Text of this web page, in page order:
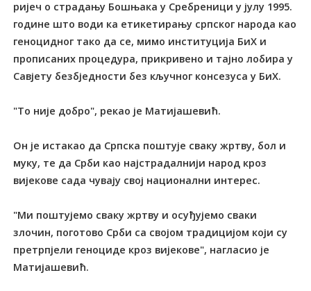
ријеч о страдању Бошњака у Сребреници у јулу 1995.
године што води ка етикетирању српског народа као
геноцидног тако да се, мимо институција БиХ и
прописаних процедура, прикривено и тајно лобира у
Савјету безбједности без кључног консезуса у БиХ.
"То није добро", рекао је Матијашевић.
Он је истакао да Српска поштује сваку жртву, бол и
муку, те да Срби као најстрадалнији народ кроз
вијекове сада чувају свој национални интерес.
"Ми поштујемо сваку жртву и осуђујемо сваки
злочин, поготово Срби са својом традицијом који су
претрпјели геноциде кроз вијекове", нагласио је
Матијашевић.